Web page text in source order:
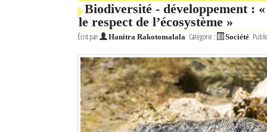
Biodiversité - développement :
le respect de l’écosystème »
Écrit par Hanitra Rakotomalala Catégorie : Société